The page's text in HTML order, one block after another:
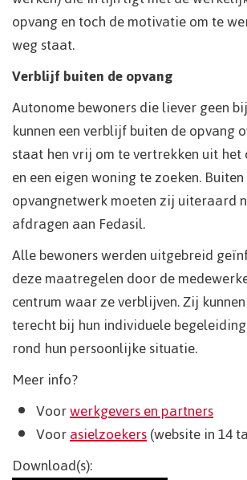
opvang en toch de motivatie om te
weg staat.
Verblijf buiten de opvang
Autonome bewoners die liever geen
kunnen een verblijf buiten de opvang
staat hen vrij om te vertrekken uit
en een eigen woning te zoeken.
opvangnetwerk moeten zij uiteraard
afdragen aan Fedasil.
Alle bewoners werden uitgebreid
deze maatregelen door de
centrum waar ze verblijven. Zij
terecht bij hun individuele
rond hun persoonlijke situatie.
Meer info?
Voorwerkgevers en partners
Voorasielzoekers(website in 14
Download(s):